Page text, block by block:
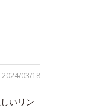
2024/03/18
いリン